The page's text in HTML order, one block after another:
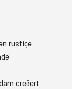
rustige
creëert